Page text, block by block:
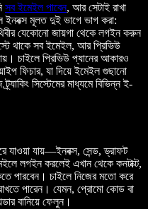
সব ইমেইল পাবেন, আর সেটাই রাখা
মূলত দুই ভাগে ভাগ করা:
যেকোনো জায়গা থেকে লগইন করুন
থাকে সব ইমেইল, আর প্রিভিউ
চাইলে প্রিভিউ প্যানের আকারও
ফিচার, যা দিয়ে ইমেইল গুছানো
সিস্টেমের মাধ্যমে বিভিন্ন ই-
যাওয়া যায়—ইনবক্স, সেন্ড, ড্রাফট
লগইন করলেই এখান থেকে কনটাক্ট,
পারবেন। চাইলে নিজের মতো করে
পারেন। যেমন, প্রোমো কোড বা
বানিয়ে ফেলুন।